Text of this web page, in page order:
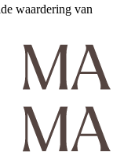
waardering van